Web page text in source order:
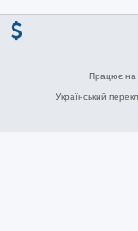
Працює на
Український